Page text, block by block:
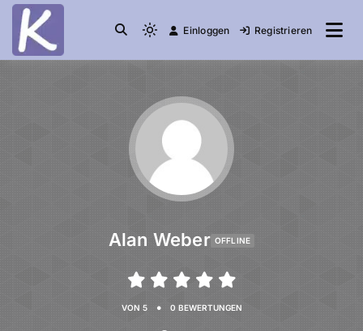
die Community Einloggen Registrieren
Alan Weber OFFLINE
VON 5 • 0 BEWERTUNGEN